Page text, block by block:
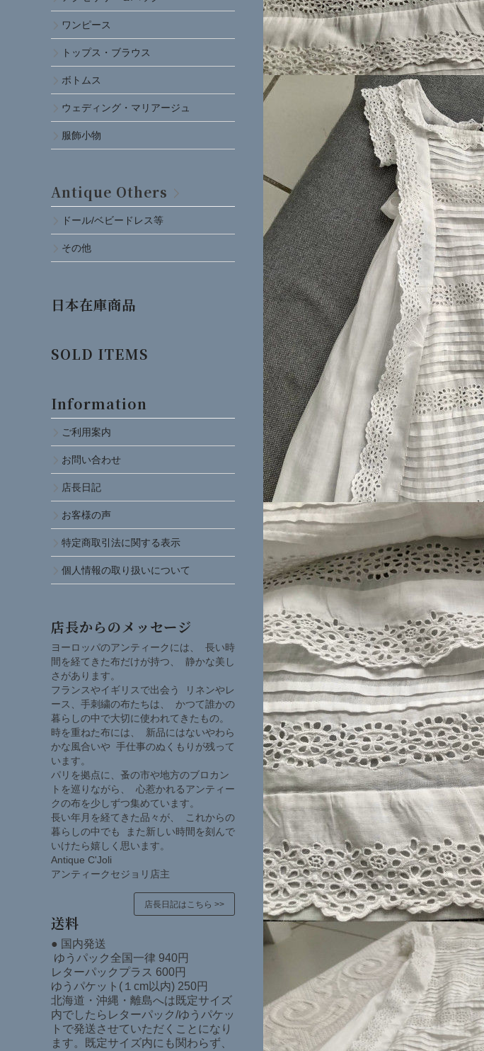
ワンピース
トップス・ブラウス
ボトムス
ウェディング・マリアージュ
服飾小物
Antique Others
ドール/ベビードレス等
その他
日本在庫商品
SOLD ITEMS
Information
ご利用案内
お問い合わせ
店長日記
お客様の声
特定商取引法に関する表示
個人情報の取り扱いについて
店長からのメッセージ
ヨーロッパのアンティークには、 長い時
間を経てきた布だけが持つ、 静かな美し
さがあります。
フランスやイギリスで出会う リネンやレ
ース、手刺繍の布たちは、 かつて誰かの
暮らしの中で大切に使われてきたもの。
時を重ねた布には、 新品にはないやわら
かな風合いや 手仕事のぬくもりが残って
います。
パリを拠点に、蚤の市や地方のブロカン
トを巡りながら、 心惹かれるアンティー
クの布を少しずつ集めています。
長い年月を経てきた品々が、 これからの
暮らしの中でも また新しい時間を刻んで
いけたら嬉しく思います。
Antique C'Joli
アンティークセジョリ店主
店長日記はこちら >>
送料
● 国内発送
ゆうパック全国一律 940円
レターパックプラス 600円
ゆうパケット(１cm以内) 250円
北海道・沖縄・離島へは既定サイズ
内でしたらレターパック/ゆうパケッ
トで発送させていただくことになり
ます。既定サイズ内にも関わらず、